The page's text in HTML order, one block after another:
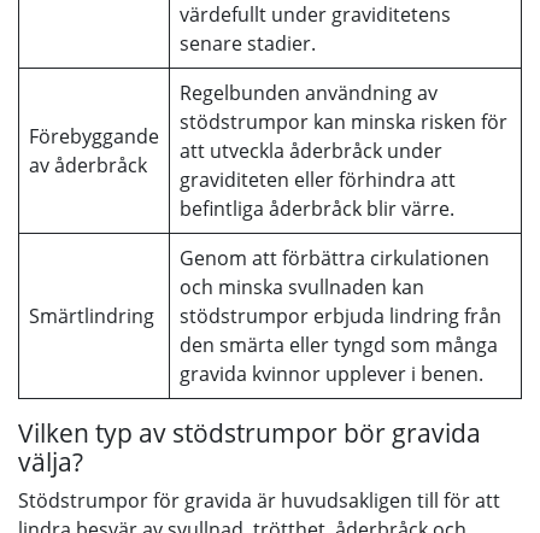
värdefullt under graviditetens
senare stadier.
Förebyggande
av åderbråck
Regelbunden användning av
stödstrumpor kan minska risken för
att utveckla åderbråck under
graviditeten eller förhindra att
befintliga åderbråck blir värre.
Smärtlindring
Genom att förbättra cirkulationen
och minska svullnaden kan
stödstrumpor erbjuda lindring från
den smärta eller tyngd som många
gravida kvinnor upplever i benen.
Vilken typ av stödstrumpor bör gravida
välja?
Stödstrumpor för gravida är huvudsakligen till för att